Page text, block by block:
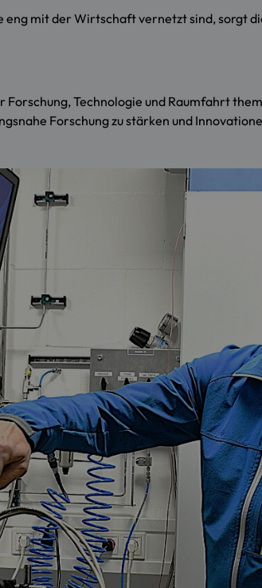
mit der Wirtschaft vernetzt sind, sorgt
Technologie und Raumfahrt
Forschung zu stärken und